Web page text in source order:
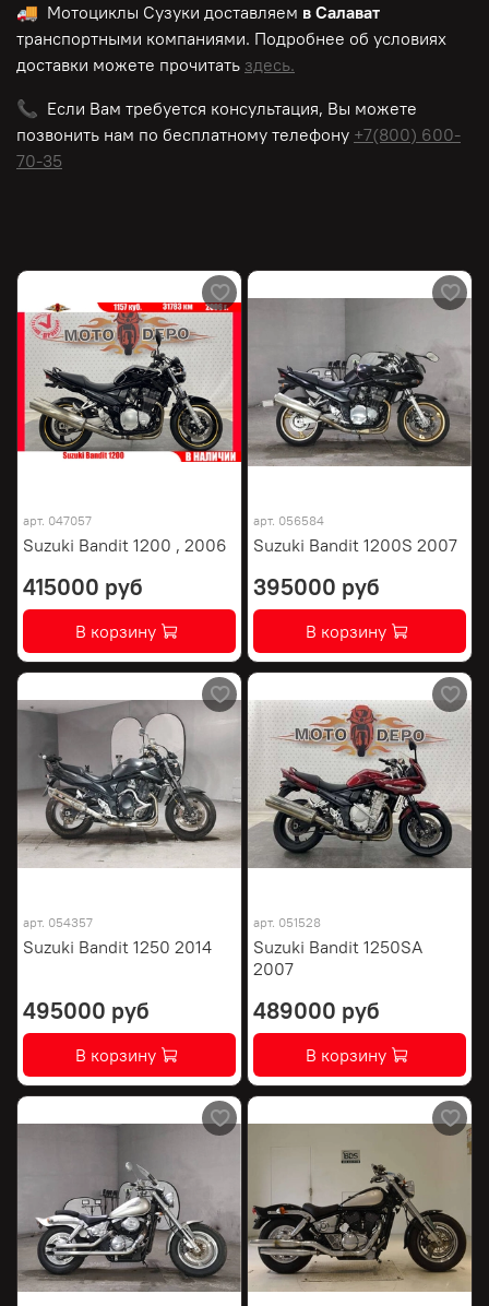
🚚 Мотоциклы Сузуки доставляем в Салават
транспортными компаниями. Подробнее об условиях
доставки можете прочитать здесь.
📞 Если Вам требуется консультация, Вы можете
позвонить нам по бесплатному телефону +7(800) 600-
70-35
арт. 047057
Suzuki Bandit 1200 , 2006
415000 руб
В корзину
арт. 056584
Suzuki Bandit 1200S 2007
395000 руб
В корзину
арт. 054357
Suzuki Bandit 1250 2014
495000 руб
В корзину
арт. 051528
Suzuki Bandit 1250SA
2007
489000 руб
В корзину